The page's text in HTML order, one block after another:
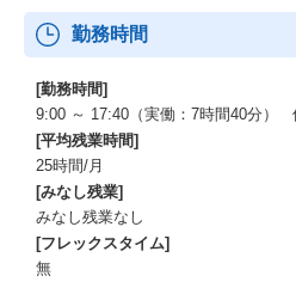
勤務時間
[勤務時間]
9:00 ～ 17:40（実働：7時間40分）
[平均残業時間]
25時間/月
[みなし残業]
みなし残業なし
[フレックスタイム]
無